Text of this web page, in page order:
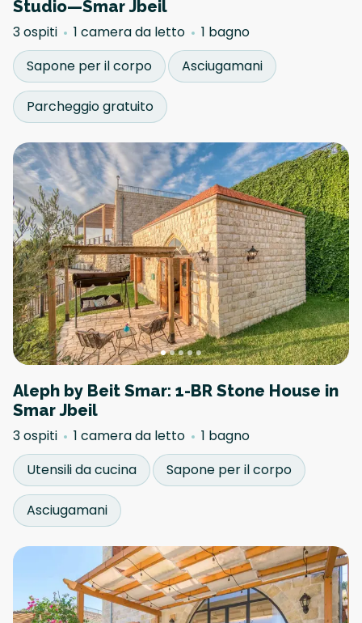
Studio—Smar Jbeil
3 ospiti 1 camera da letto
1 bagno
Sapone per il corpo
Asciugamani
Parcheggio gratuito
Aleph by Beit Smar: 1-BR Stone House in
Smar Jbeil
3 ospiti 1 camera da letto
1 bagno
Utensili da cucina
Sapone per il corpo
Asciugamani